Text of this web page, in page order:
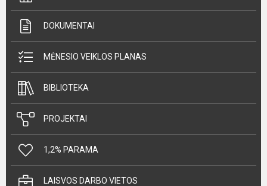
DOKUMENTAI
MĖNESIO VEIKLOS PLANAS
BIBLIOTEKA
PROJEKTAI
1,2% PARAMA
LAISVOS DARBO VIETOS